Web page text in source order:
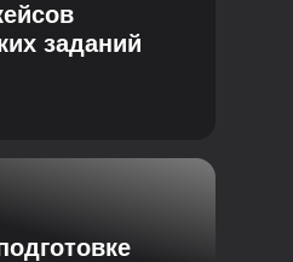
заданий